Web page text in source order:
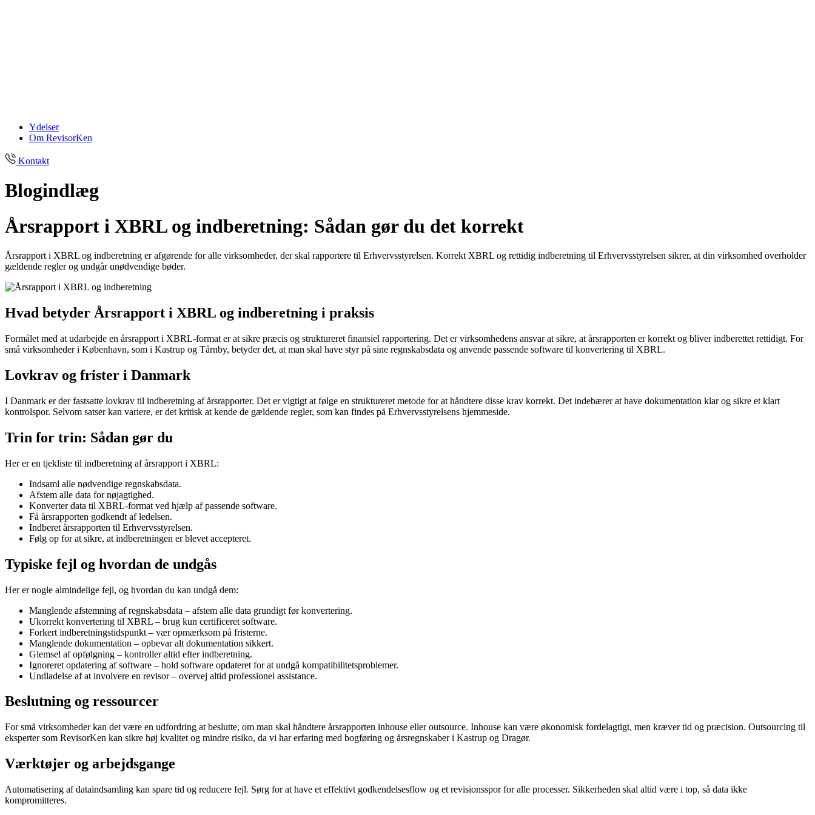
Ydelser
Om RevisorKen
Kontakt
Blogindlæg
Årsrapport i XBRL og indberetning: Sådan gør du det korrekt
Årsrapport i XBRL og indberetning er afgørende for alle virksomheder, der skal rapportere til Erhvervsstyrelsen. Korrekt XBRL og rettidig indberetning til Erhvervsstyrelsen sikrer, at din virksomhed overholder
gældende regler og undgår unødvendige bøder.
Hvad betyder Årsrapport i XBRL og indberetning i praksis
Formålet med at udarbejde en årsrapport i XBRL-format er at sikre præcis og struktureret finansiel rapportering. Det er virksomhedens ansvar at sikre, at årsrapporten er korrekt og bliver indberettet rettidigt. For
små virksomheder i København, som i Kastrup og Tårnby, betyder det, at man skal have styr på sine regnskabsdata og anvende passende software til konvertering til XBRL.
Lovkrav og frister i Danmark
I Danmark er der fastsatte lovkrav til indberetning af årsrapporter. Det er vigtigt at følge en struktureret metode for at håndtere disse krav korrekt. Det indebærer at have dokumentation klar og sikre et klart
kontrolspor. Selvom satser kan variere, er det kritisk at kende de gældende regler, som kan findes på Erhvervsstyrelsens hjemmeside.
Trin for trin: Sådan gør du
Her er en tjekliste til indberetning af årsrapport i XBRL:
Indsaml alle nødvendige regnskabsdata.
Afstem alle data for nøjagtighed.
Konverter data til XBRL-format ved hjælp af passende software.
Få årsrapporten godkendt af ledelsen.
Indberet årsrapporten til Erhvervsstyrelsen.
Følg op for at sikre, at indberetningen er blevet accepteret.
Typiske fejl og hvordan de undgås
Her er nogle almindelige fejl, og hvordan du kan undgå dem:
Manglende afstemning af regnskabsdata – afstem alle data grundigt før konvertering.
Ukorrekt konvertering til XBRL – brug kun certificeret software.
Forkert indberetningstidspunkt – vær opmærksom på fristerne.
Manglende dokumentation – opbevar alt dokumentation sikkert.
Glemsel af opfølgning – kontroller altid efter indberetning.
Ignoreret opdatering af software – hold software opdateret for at undgå kompatibilitetsproblemer.
Undladelse af at involvere en revisor – overvej altid professionel assistance.
Beslutning og ressourcer
For små virksomheder kan det være en udfordring at beslutte, om man skal håndtere årsrapporten inhouse eller outsource. Inhouse kan være økonomisk fordelagtigt, men kræver tid og præcision. Outsourcing til
eksperter som RevisorKen kan sikre høj kvalitet og mindre risiko, da vi har erfaring med bogføring og årsregnskaber i Kastrup og Dragør.
Værktøjer og arbejdsgange
Automatisering af dataindsamling kan spare tid og reducere fejl. Sørg for at have et effektivt godkendelsesflow og et revisionsspor for alle processer. Sikkerheden skal altid være i top, så data ikke
kompromitteres.